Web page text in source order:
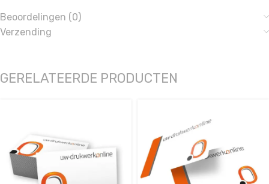
Beoordelingen (0)
Verzending
GERELATEERDE PRODUCTEN